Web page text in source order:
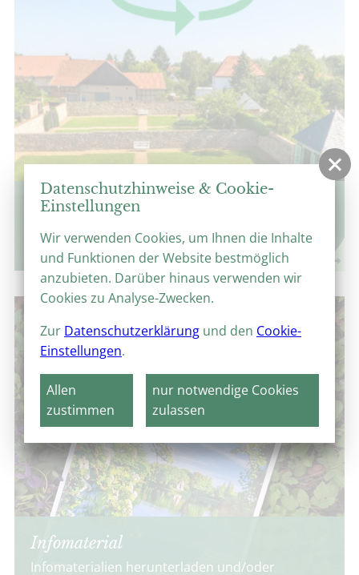
360°-Panoramen
Virtuelle Parkrundgänge
Infomaterial
Infomaterialien herunterladen und/oder
Datenschutzhinweise & Cookie-
Einstellungen
Wir verwenden Cookies, um Ihnen die Inhalte
und Funktionen der Website bestmöglich
anzubieten. Darüber hinaus verwenden wir
Cookies zu Analyse-Zwecken.
Zur Datenschutzerklärung und den Cookie-
Einstellungen.
Allen
zustimmen
nur notwendige Cookies
zulassen